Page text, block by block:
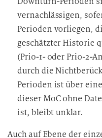
vernachlässigen,
Perioden vorliegen,
geschätzter Historie
(Prio-1- oder Prio-2-
durch die
Perioden ist über
dieser MoC ohne
ist, bleibt unklar.
Auch auf Ebene der